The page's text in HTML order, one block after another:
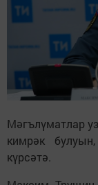
Мәгълүматлар
кимрәк
күрсәтә.